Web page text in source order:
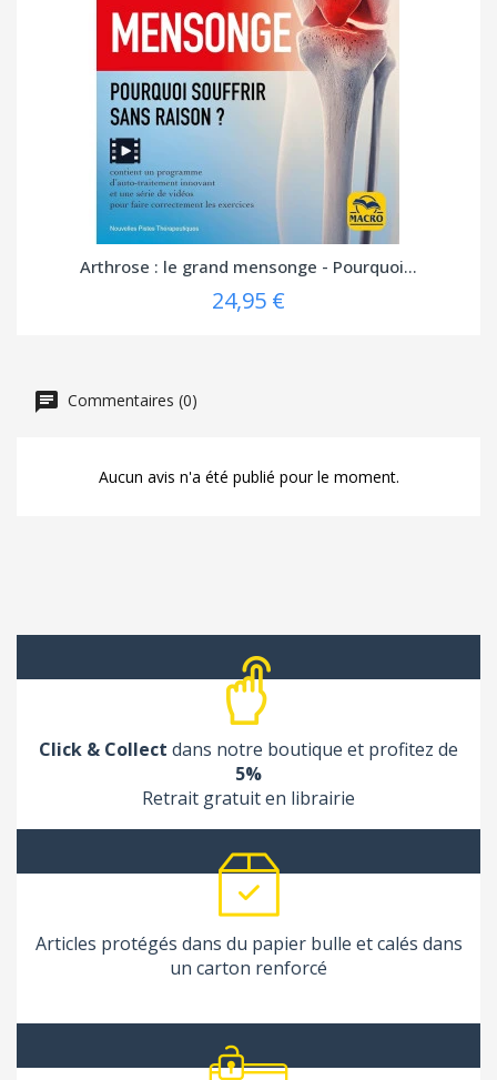
Arthrose : le grand mensonge - Pourquoi...
24,95 €
Commentaires (0)
Aucun avis n'a été publié pour le moment.
Click & Collect dans notre boutique et profitez de
5%
Retrait gratuit en librairie
Articles protégés dans du papier bulle et calés dans
un carton renforcé